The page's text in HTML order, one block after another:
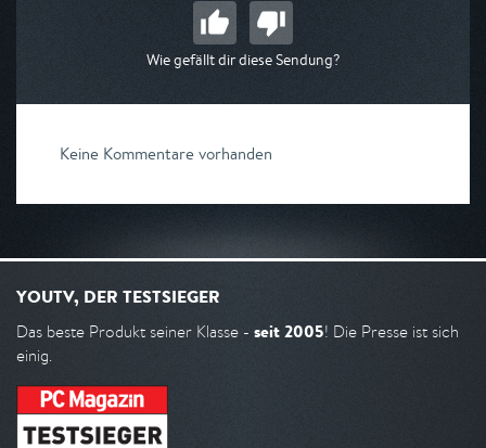
Wie gefällt dir diese Sendung?
Keine Kommentare vorhanden
YOUTV, DER TESTSIEGER
Das beste Produkt seiner Klasse - seit 2005! Die Presse ist sich
einig.